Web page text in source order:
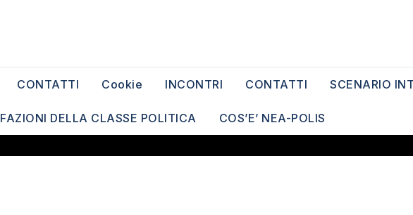
CONTATTI Cookie INCONTRI CONTATTI SCENARIO
FAZIONI DELLA CLASSE POLITICA COS’E’ NEA-POLIS